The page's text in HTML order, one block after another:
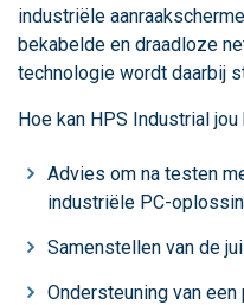
industriële
bekabelde en draadloze
technologie wordt daarbij
Hoe kan HPS Industrial
Advies om na testen
industriële PC-
Samenstellen van de
Ondersteuning van